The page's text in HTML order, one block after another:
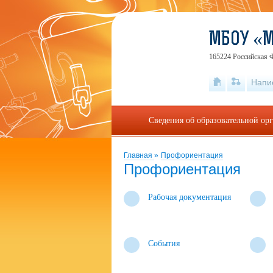
Главная » Профориентация
Профориентация
Рабочая документация
События
МБОУ
165224 Российская
Сведения об образовательной